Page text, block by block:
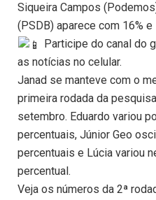
Siqueira Campos
(PSDB) aparece com 16% e
Participe do canal do
as notícias no celular.
Janad se manteve com o
primeira rodada da
setembro. Eduardo variou
percentuais, Júnior Geo
percentuais e Lúcia variou
percentual.
Veja os números da 2ª